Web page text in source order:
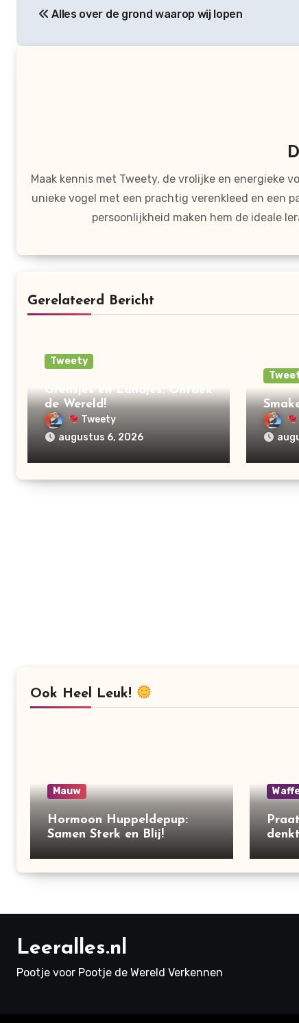
navigatie
Alles over de grond waarop wij lopen
Maak kennis met Tweety, de vrolijke en energieke
unieke vogel met een prachtig verenkleed en een
persoonlijkheid maken hem de ideale
Gerelateerd Bericht
Tweety
Grensjes en Landjes: Ontdek
de Wereld!
Tweety
augustus 6, 2026
Ook Heel Leuk!
Mauw
Hormoon Huppeldepup:
Samen Sterk en Blij!
Leeralles.nl
Pootje voor Pootje de Wereld Verkennen